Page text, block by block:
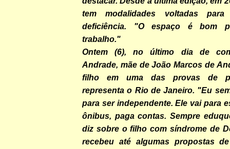
tem modalidades voltadas
deficiência. "O espaço é bom
trabalho."
Ontem (6), no último dia de
Andrade, mãe de João Marcos de
filho em uma das provas de
representa o Rio de Janeiro. "Eu
para ser independente. Ele vai para
ônibus, paga contas. Sempre
diz sobre o filho com síndrome de
recebeu até algumas propostas